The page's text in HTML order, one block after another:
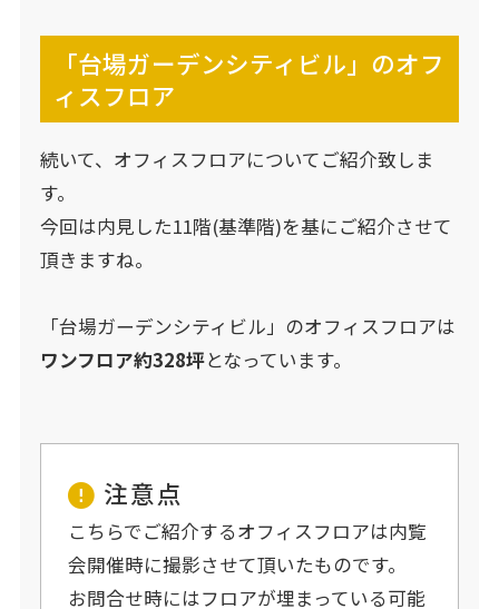
「台場ガーデンシティビル」のオフ
ィスフロア
続いて、オフィスフロアについてご紹介致しま
す。
今回は内見した11階(基準階)を基にご紹介させて
頂きますね。
「台場ガーデンシティビル」のオフィスフロアは
ワンフロア約328坪となっています。
注意点
こちらでご紹介するオフィスフロアは内覧
会開催時に撮影させて頂いたものです。
お問合せ時にはフロアが埋まっている可能